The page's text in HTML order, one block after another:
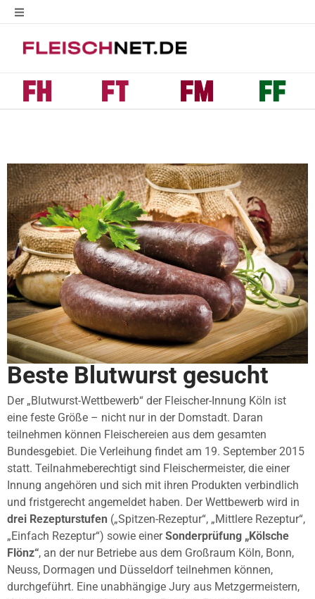
Beste Blutwurst gesucht
Der „Blutwurst-Wettbewerb“ der Fleischer-Innung Köln ist
eine feste Größe – nicht nur in der Domstadt. Daran
teilnehmen können Fleischereien aus dem gesamten
Bundesgebiet. Die Verleihung findet am 19. September 2015
statt. Teilnahmeberechtigt sind Fleischermeister, die einer
Innung angehören und sich mit ihren Produkten verbindlich
und fristgerecht angemeldet haben. Der Wettbewerb wird in
drei Rezepturstufen („Spitzen-Rezeptur“, „Mittlere Rezeptur“,
„Einfach Rezeptur“) sowie einerSonderprüfung „Kölsche
Flönz“, an der nur Betriebe aus dem Großraum Köln, Bonn,
Neuss, Dormagen und Düsseldorf teilnehmen können,
durchgeführt. Eine unabhängige Jury aus Metzgermeistern,